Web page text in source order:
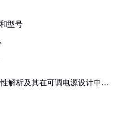
型号
解析及其在可调电源设计中的